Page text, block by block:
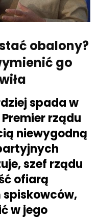
obalony?
go
spada w
rządu
niewygodną
szef rządu
ofiarą
spiskowców,
w jego